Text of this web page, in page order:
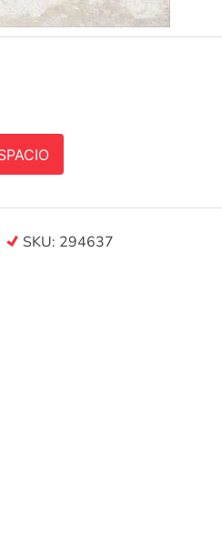
SKU: 294637